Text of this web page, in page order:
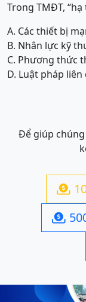
Trong TMĐT, “hạ
A. Các thiết bị
B. Nhân lực kỹ
C. Phương thức
D. Luật pháp liên
Để giúp

